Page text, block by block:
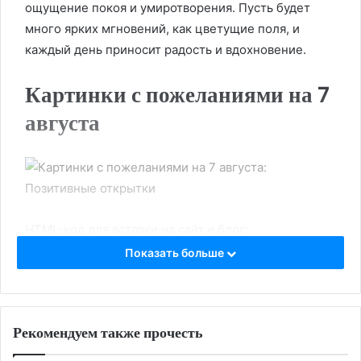
ощущение покоя и умиротворения. Пусть будет
много ярких мгновений, как цветущие поля, и
каждый день приносит радость и вдохновение.
Картинки с пожеланиями на 7
августа
BB-код для вставки на форум:
Ссылка на изображение:
Коровы пасутся на закате.
Показать больше
Рекомендуем также прочесть